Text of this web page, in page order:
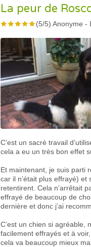
La peur de
(5/5) Anonyme -
C’est un sacré travail
cela a eu un très bon effet
Et maintenant, je suis parti
car il n’était plus effrayé)
retentirent. Cela n’arrêtait
effrayé de beaucoup de
dernière et donc j’ai
C’est un chien si agréable,
facilement effrayés et à
cela va beaucoup mieux